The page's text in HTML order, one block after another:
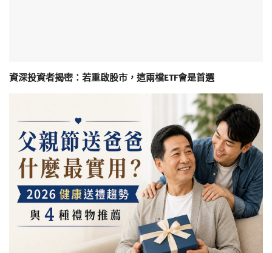
資深投資者揭密：若重啟股市，這兩檔ETF會是首選